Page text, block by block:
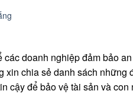
các doanh nghiệp đảm bảo
chia sẻ danh sách
cậy để bảo vệ tài sản và